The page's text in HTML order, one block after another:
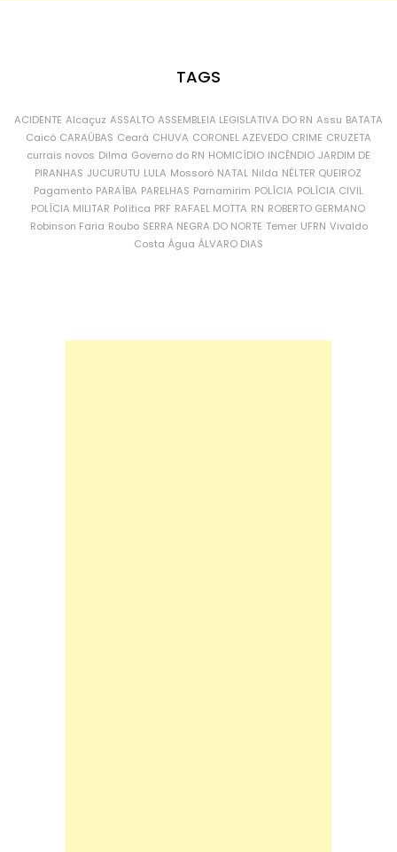
TAGS
ACIDENTE Alcaçuz ASSALTO ASSEMBLEIA LEGISLATIVA DO RN Assu BATATA
Caicó CARAÚBAS Ceará CHUVA CORONEL AZEVEDO CRIME CRUZETA
currais novos Dilma Governo do RN HOMICÍDIO INCÊNDIO JARDIM DE
PIRANHAS JUCURUTU LULA Mossoró NATAL Nilda NÉLTER QUEIROZ
Pagamento PARAÍBA PARELHAS Parnamirim POLÍCIA POLÍCIA CIVIL
POLÍCIA MILITAR Política PRF RAFAEL MOTTA RN ROBERTO GERMANO
Robinson Faria Roubo SERRA NEGRA DO NORTE Temer UFRN Vivaldo
Costa Água ÁLVARO DIAS